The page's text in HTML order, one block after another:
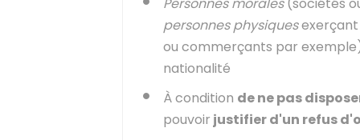
personnes physiquesexerçant
ou commerçants par
nationalité
À condition de ne pas
pouvoir justifier d'un refus